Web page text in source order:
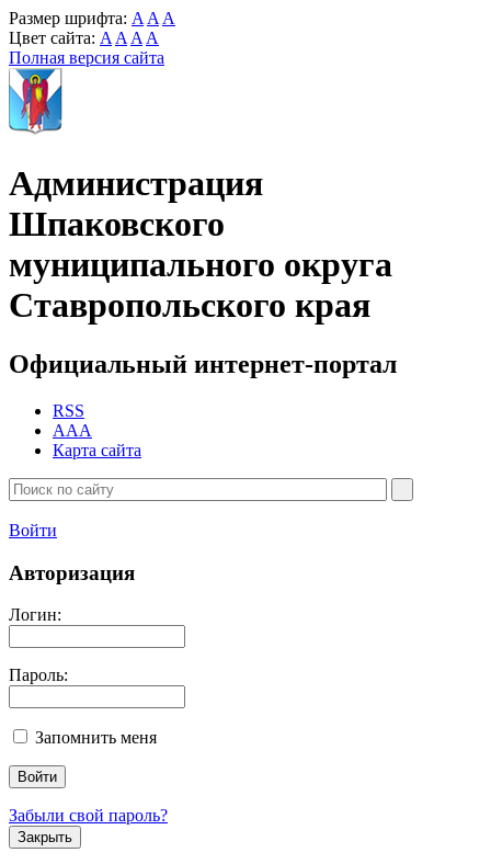
Размер шрифта: A A A
Цвет сайта: A A A A
Полная версия сайта
Администрация
Шпаковского
муниципального округа
Ставропольского края
Официальный интернет-портал
RSS
AAA
Карта сайта
Войти
Авторизация
Логин:
Пароль:
Запомнить меня
Забыли свой пароль?
Закрыть